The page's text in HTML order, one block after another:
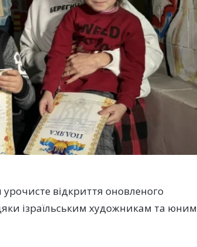
відкриття оновленого
ізраїльським художникам та юним